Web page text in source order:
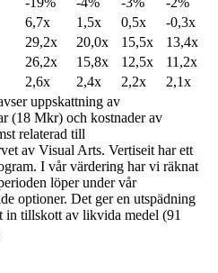
6,7x 1,5x 0,5x
-0,3x
29,2x 20,0x 15,5x
13,4x
26,2x 15,8x 12,5x
11,2x
2,6x 2,4x 2,2x
2,1x
uppskattning av
(18 Mkr) och kostnader av
relaterad till
av Visual Arts. Vertiseit har ett
I vår värdering har vi räknat
löper under vår
optioner. Det ger en utspädning
in tillskott av likvida medel (91